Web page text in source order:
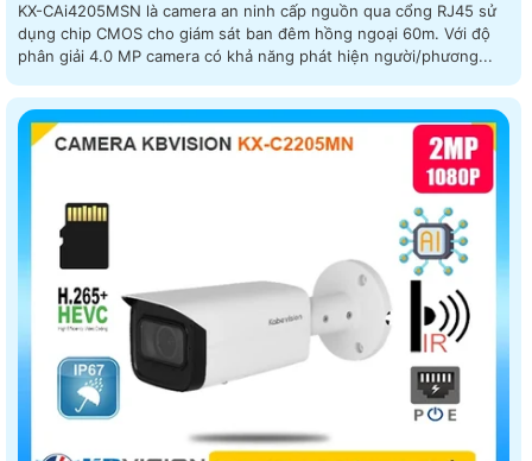
KX-CAi4205MSN là camera an ninh cấp nguồn qua cổng RJ45 sử
dụng chip CMOS cho giám sát ban đêm hồng ngoại 60m. Với độ
phân giải 4.0 MP camera có khả năng phát hiện người/phương...